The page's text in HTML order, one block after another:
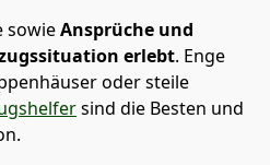
sowieAnsprüche und
erlebt. Enge
oder steile
sind die Besten und